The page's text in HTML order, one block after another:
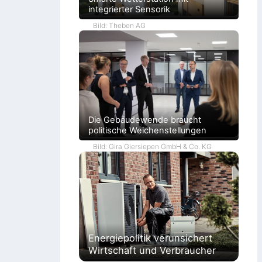
integrierter Sensorik
Bild: Theben AG
Die Gebäudewende braucht
politische Weichenstellungen
Bild: Gira Giersiepen GmbH & Co. KG
Energiepolitik verunsichert
Wirtschaft und Verbraucher